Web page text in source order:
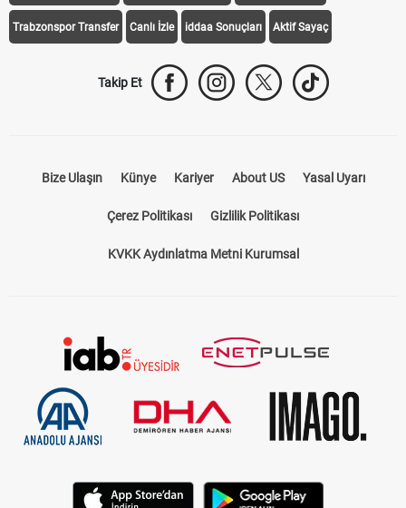
Trabzonspor Transfer Canlı İzle iddaa Sonuçları Aktif Sayaç
Takip Et
Bize Ulaşın Künye Kariyer About US Yasal Uyarı
Çerez Politikası Gizlilik Politikası
KVKK Aydınlatma Metni Kurumsal